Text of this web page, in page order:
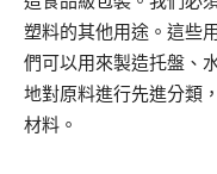
塑料的其他用途。這些
們可以用來製造托盤、
地對原料進行先進分類
材料。